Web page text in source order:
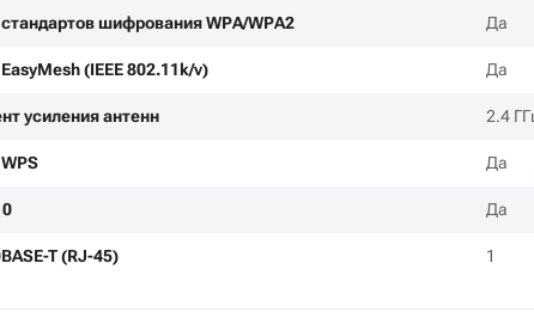
шифрования WPA/WPA2 Да
(IEEE 802.11k/v) Да
усиления антенн 2.4
Да
Да
T (RJ-45) 1